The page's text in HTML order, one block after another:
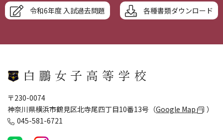
令和6年度 入試過去問題 各種書類ダウンロード
〒230-0074
神奈川県横浜市鶴見区北寺尾四丁目10番13号（Google Map
）
045-581-6721